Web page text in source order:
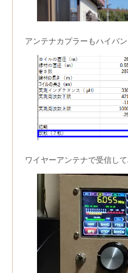
アンテナカプラーもハイバ
ワイヤーアンテナで受信し